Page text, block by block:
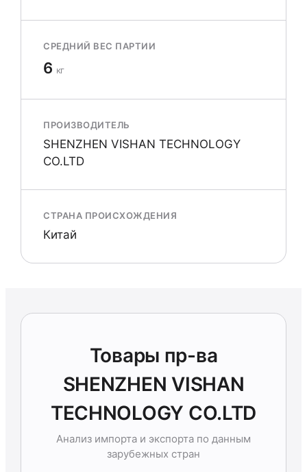
СРЕДНИЙ ВЕС ПАРТИИ
6 кг
ПРОИЗВОДИТЕЛЬ
SHENZHEN VISHAN TECHNOLOGY
CO.LTD
СТРАНА ПРОИСХОЖДЕНИЯ
Китай
Товары пр-ва
SHENZHEN VISHAN
TECHNOLOGY CO.LTD
Анализ импорта и экспорта по данным
зарубежных стран